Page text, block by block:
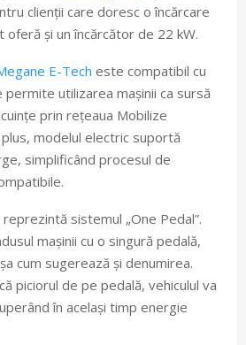
clienții care doresc o încărcare
oferă și un încărcător de 22 kW.
E-Tech este compatibil cu
permite utilizarea mașinii ca sursă
prin rețeaua Mobilize
modelul electric suportă
simplificând procesul de
sistemul „One Pedal”.
mașinii cu o singură pedală,
cum sugerează și denumirea.
piciorul de pe pedală, vehiculul va
în același timp energie